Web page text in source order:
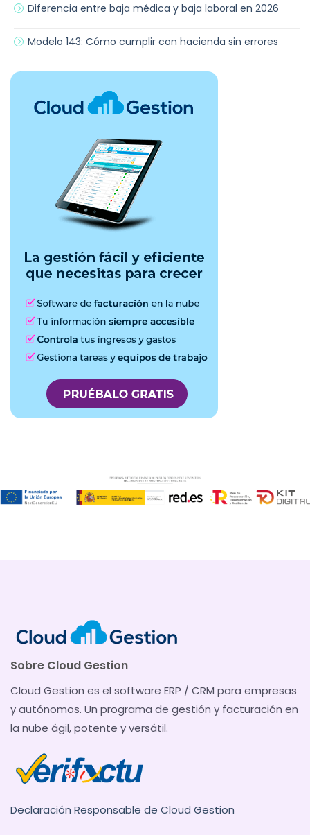
Diferencia entre baja médica y baja laboral en 2026
Modelo 143: Cómo cumplir con hacienda sin errores
Sobre Cloud Gestion
Cloud Gestion es el software ERP / CRM para empresas
y autónomos. Un programa de gestión y facturación en
la nube ágil, potente y versátil.
Declaración Responsable de Cloud Gestion